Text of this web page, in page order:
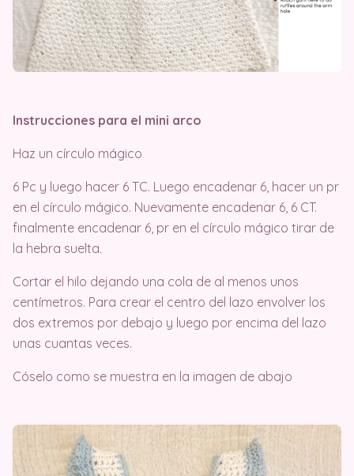
Instrucciones para el mini arco
Haz un círculo mágico
6 Pc y luego hacer 6 TC. Luego encadenar 6, hacer un pr
en el círculo mágico. Nuevamente encadenar 6, 6 CT.
finalmente encadenar 6, pr en el círculo mágico tirar de
la hebra suelta.
Cortar el hilo dejando una cola de al menos unos
centímetros. Para crear el centro del lazo envolver los
dos extremos por debajo y luego por encima del lazo
unas cuantas veces.
Cóselo como se muestra en la imagen de abajo